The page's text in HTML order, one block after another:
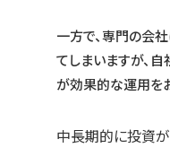
一方で、専門の会
てしまいますが、
が効果的な運用を
中長期的に投資